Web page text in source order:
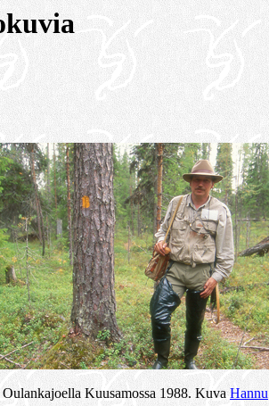
Oulankajoella Kuusamossa 1988. KuvaHannu